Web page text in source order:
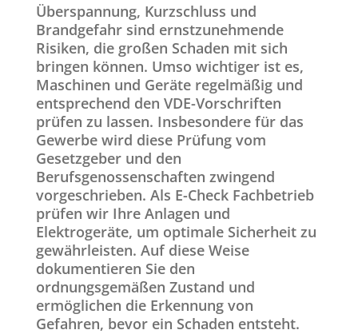
Überspannung, Kurzschluss und
Brandgefahr sind ernstzunehmende
Risiken, die großen Schaden mit sich
bringen können. Umso wichtiger ist es,
Maschinen und Geräte regelmäßig und
entsprechend den VDE-Vorschriften
prüfen zu lassen. Insbesondere für das
Gewerbe wird diese Prüfung vom
Gesetzgeber und den
Berufsgenossenschaften zwingend
vorgeschrieben. Als E-Check Fachbetrieb
prüfen wir Ihre Anlagen und
Elektrogeräte, um optimale Sicherheit zu
gewährleisten. Auf diese Weise
dokumentieren Sie den
ordnungsgemäßen Zustand und
ermöglichen die Erkennung von
Gefahren, bevor ein Schaden entsteht.